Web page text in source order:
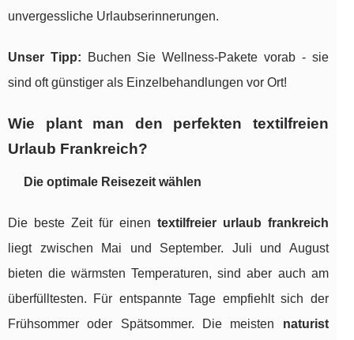
unvergessliche Urlaubserinnerungen.
Unser Tipp: Buchen Sie Wellness-Pakete vorab - sie
sind oft günstiger als Einzelbehandlungen vor Ort!
Wie plant man den perfekten textilfreien
Urlaub Frankreich?
Die optimale Reisezeit wählen
Die beste Zeit für einen textilfreier urlaub frankreich
liegt zwischen Mai und September. Juli und August
bieten die wärmsten Temperaturen, sind aber auch am
überfülltesten. Für entspannte Tage empfiehlt sich der
Frühsommer oder Spätsommer. Die meisten naturist